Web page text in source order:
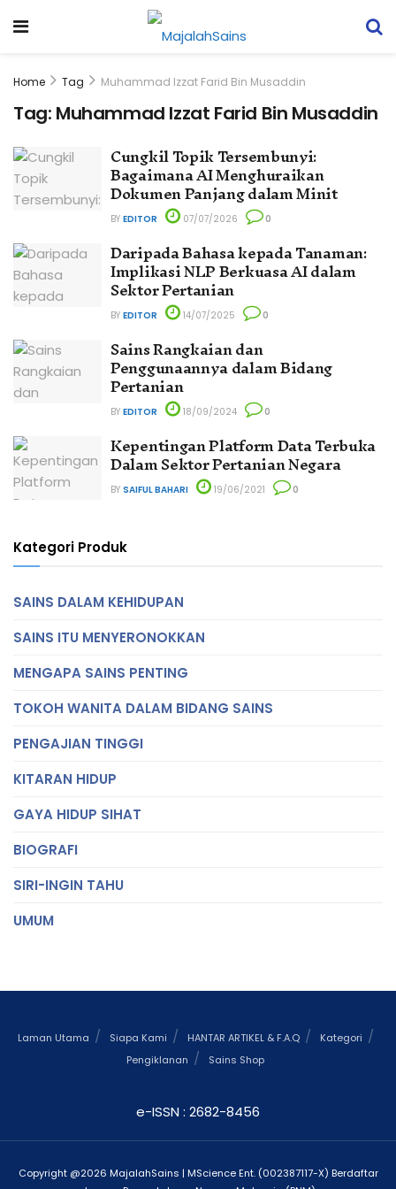
Home Tag Muhammad Izzat Farid Bin Musaddin
Tag: Muhammad Izzat Farid Bin Musaddin
Cungkil Topik Tersembunyi:
Bagaimana AI Menghuraikan
Dokumen Panjang dalam Minit
BY EDITOR 07/07/2026 0
Daripada Bahasa kepada Tanaman:
Implikasi NLP Berkuasa AI dalam
Sektor Pertanian
BY EDITOR 14/07/2025 0
Sains Rangkaian dan
Penggunaannya dalam Bidang
Pertanian
BY EDITOR 18/09/2024 0
Kepentingan Platform Data Terbuka
Dalam Sektor Pertanian Negara
BY SAIFUL BAHARI 19/06/2021 0
Kategori Produk
SAINS DALAM KEHIDUPAN
SAINS ITU MENYERONOKKAN
MENGAPA SAINS PENTING
TOKOH WANITA DALAM BIDANG SAINS
PENGAJIAN TINGGI
KITARAN HIDUP
GAYA HIDUP SIHAT
BIOGRAFI
SIRI-INGIN TAHU
UMUM
Laman Utama Siapa Kami HANTAR ARTIKEL & F.A.Q
Kategori
Pengiklanan
Sains Shop
e-ISSN : 2682-8456
Copyright @2026 MajalahSains | MScience Ent. (002387117-X) Berdaftar